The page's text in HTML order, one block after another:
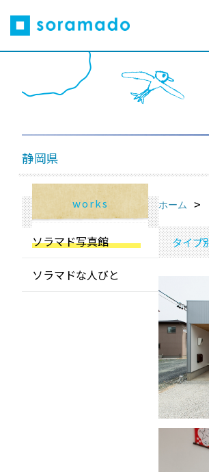
静岡県
ホーム
タイプ
works
ソラマド写真館
ソラマドな人びと